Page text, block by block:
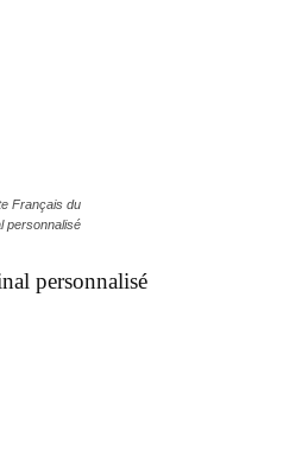
Français du
personnalisé
personnalisé